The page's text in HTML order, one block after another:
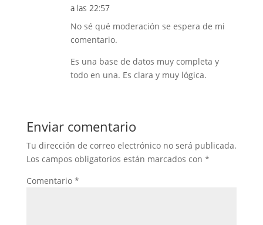
a las 22:57
No sé qué moderación se espera de mi
comentario.
Es una base de datos muy completa y
todo en una. Es clara y muy lógica.
Enviar comentario
Tu dirección de correo electrónico no será publicada.
Los campos obligatorios están marcados con *
Comentario *